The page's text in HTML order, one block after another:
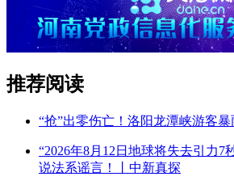
推荐阅读
“抢”出零伤亡！洛阳龙潭峡游客
“2026年8月12日地球将失去引力7
说法系谣言！丨中新真探